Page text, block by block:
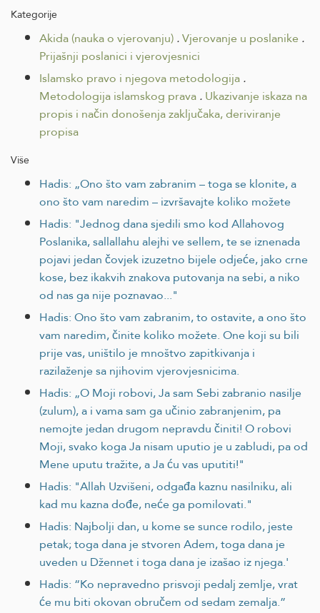
Kategorije
Akida (nauka o vjerovanju).Vjerovanje u poslanike .
Prijašnji poslanici i vjerovjesnici
Islamsko pravo i njegova metodologija.
Metodologija islamskog prava.Ukazivanje iskaza na
propis i način donošenja zaključaka, deriviranje
propisa
Više
Hadis: „Ono što vam zabranim – toga se klonite, a
ono što vam naredim – izvršavajte koliko možete
Hadis: "Jednog dana sjedili smo kod Allahovog
Poslanika, sallallahu alejhi ve sellem, te se iznenada
pojavi jedan čovjek izuzetno bijele odjeće, jako crne
kose, bez ikakvih znakova putovanja na sebi, a niko
od nas ga nije poznavao..."
Hadis: Ono što vam zabranim, to ostavite, a ono što
vam naredim, činite koliko možete. One koji su bili
prije vas, uništilo je mnoštvo zapitkivanja i
razilaženje sa njihovim vjerovjesnicima.
Hadis: „O Moji robovi, Ja sam Sebi zabranio nasilje
(zulum), a i vama sam ga učinio zabranjenim, pa
nemojte jedan drugom nepravdu činiti! O robovi
Moji, svako koga Ja nisam uputio je u zabludi, pa od
Mene uputu tražite, a Ja ću vas uputiti!"
Hadis: "Allah Uzvišeni, odgađa kaznu nasilniku, ali
kad mu kazna dođe, neće ga pomilovati."
Hadis: Najbolji dan, u kome se sunce rodilo, jeste
petak; toga dana je stvoren Adem, toga dana je
uveden u Džennet i toga dana je izašao iz njega.'
Hadis: “Ko nepravedno prisvoji pedalj zemlje, vrat
će mu biti okovan obručem od sedam zemalja.”